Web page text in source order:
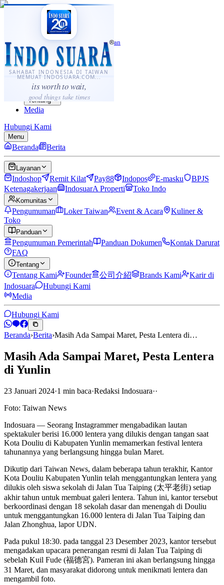
SAHABAT INDONESIA DI TAIWAN
MEMUAT INDOSUARA.COM...
its worth to wait,
good things take times
·...
⌘K
Sahabat Indonesia di Taiwan
Berita
Layanan
Komunitas
Panduan
Tentang
Media
Hubungi Kami
Menu
Beranda Berita
Layanan
Indoshop Remit Kilat Pay88 Indopos E-masku
BPJS
Ketenagakerjaan
IndosuarA Properti Toko Indo
Komunitas
Pengumuman Loker Taiwan Event & Acara
Kuliner &
Toko
Panduan
Pengumuman Pemerintah Panduan Dokumen
Kontak Darurat
FAQ
Tentang
Tentang Kami Founder 公司介紹 Brands Kami
Karir di
Indosuara
Hubungi Kami
Media
Hubungi Kami
Beranda›Berita›Masih Ada Sampai Maret, Pesta Lentera di…
Masih Ada Sampai Maret, Pesta Lentera
di Yunlin
23 Januari 2024·1 min baca·Redaksi Indosuara··
Foto: Taiwan News
Indosuara — Seorang Instagrammer mengabadikan lautan
spektakuler berisi 16.000 lentera yang dilukis dengan tangan saat
Kota Douliu di Kabupaten Yunlin memamerkan festival lentera
tahunannya yang berlangsung hingga bulan Maret.
Dikutip dari Taiwan News, dalam beberapa tahun terakhir, Kantor
Kota Douliu Kabupaten Yunlin telah menggantungkan lentera yang
dilukis oleh siswa sekolah di Jalan Tua Taiping (太平老街) setiap
akhir tahun untuk membuat galeri lentera. Tahun ini, kantor tersebut
berkoordinasi dengan 18 sekolah dasar dan menengah di Douliu
untuk menggantungkan 16.000 lentera di Jalan Tua Taiping dan
Jalan Zhonghua, lapor UDN.
Pada pukul 18:30. pada tanggal 23 Desember 2023, kantor tersebut
mengadakan upacara penerangan resmi di Jalan Tua Taiping di
sebelah Kuil Fude (福德宮). Pameran ini akan berlangsung hingga
31 Maret, dan masyarakat didorong untuk menikmati lentera dan
mengambil foto.